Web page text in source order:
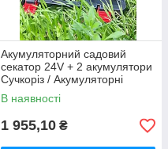
Акумуляторний садовий
секатор 24V + 2 акумулятори
Сучкоріз / Акумуляторні
садові ножиці Crafting tools
В наявності
1 955,10 ₴